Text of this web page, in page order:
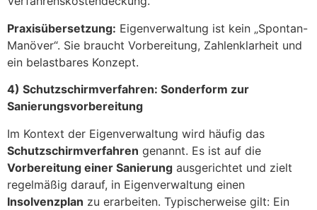
Praxisübersetzung: Eigenverwaltung ist kein „Spontan-
Manöver“. Sie braucht Vorbereitung, Zahlenklarheit und
ein belastbares Konzept.
4) Schutzschirmverfahren: Sonderform zur
Sanierungsvorbereitung
Im Kontext der Eigenverwaltung wird häufig das
Schutzschirmverfahren genannt. Es ist auf die
Vorbereitung einer Sanierung ausgerichtet und zielt
regelmäßig darauf, in Eigenverwaltung einen
Insolvenzplan zu erarbeiten. Typischerweise gilt: Ein